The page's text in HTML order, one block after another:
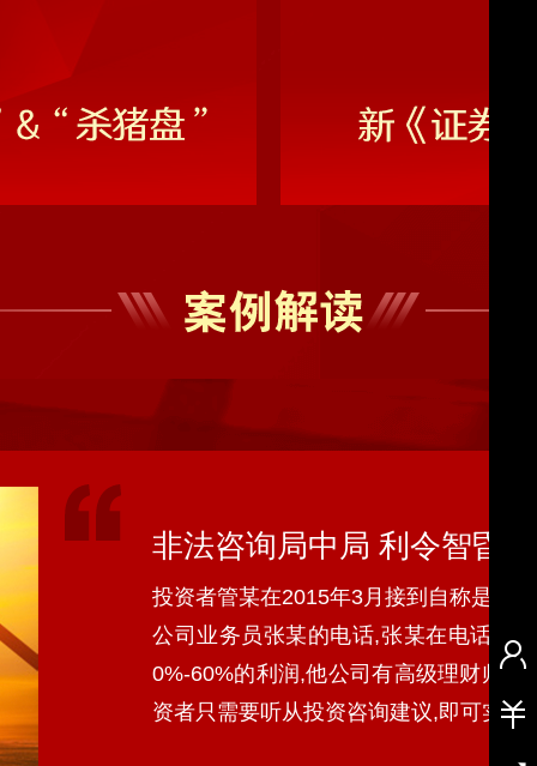
非法咨询局中局 利令智昏
投资者管某在2015年3月接到自称是某
公司业务员张某的电话,张某在电话中
0%-60%的利润,他公司有高级理财师
资者只需要听从投资咨询建议,即可实
日复牌，进入退市整理期。退市整理期共15个交易
退市整理期，公司股票在深交所作出终止上市决定后
带来什么风险？
活动简介